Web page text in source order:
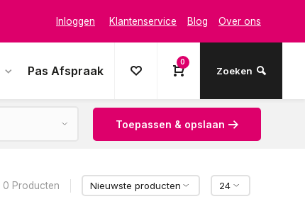
Inloggen Klantenservice Blog Over ons
Pas Afspraak
0
Zoeken
Toepassen & opslaan
0 Producten